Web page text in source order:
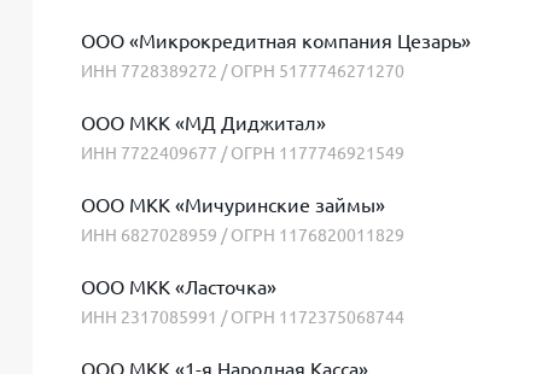
ООО «Микрокредитная компания Цезарь»
ИНН 7728389272 / ОГРН 5177746271270
ООО МКК «МД Диджитал»
ИНН 7722409677 / ОГРН 1177746921549
ООО МКК «Мичуринские займы»
ИНН 6827028959 / ОГРН 1176820011829
ООО МКК «Ласточка»
ИНН 2317085991 / ОГРН 1172375068744
ООО МКК «1-я Народная Касса»